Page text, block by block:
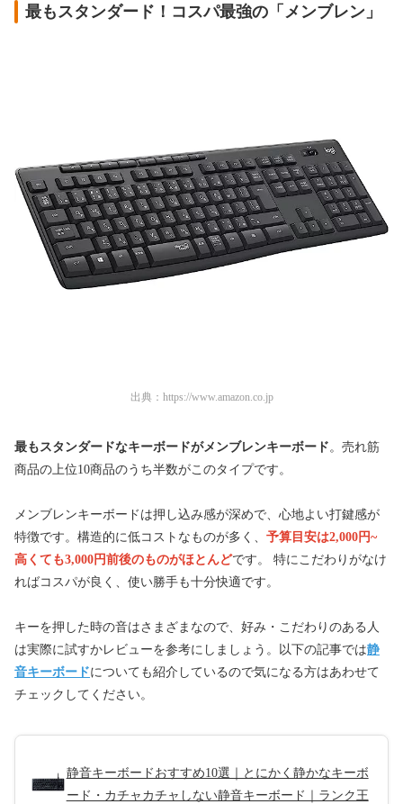
最もスタンダード！コスパ最強の「メンブレン」
出典： https://www.amazon.co.jp
最もスタンダードなキーボードがメンブレンキーボード。売れ筋
商品の上位10商品のうち半数がこのタイプです。
メンブレンキーボードは押し込み感が深めで、心地よい打鍵感が
特徴です。構造的に低コストなものが多く、 予算目安は2,000円~
高くても3,000円前後のものがほとんどです。 特にこだわりがなけ
ればコスパが良く、使い勝手も十分快適です。
キーを押した時の音はさまざまなので、好み・こだわりのある人
は実際に試すかレビューを参考にしましょう。以下の記事では静
音キーボードについても紹介しているので気になる方はあわせて
チェックしてください。
静音キーボードおすすめ10選｜とにかく静かなキーボ
ード・カチャカチャしない静音キーボード｜ランク王